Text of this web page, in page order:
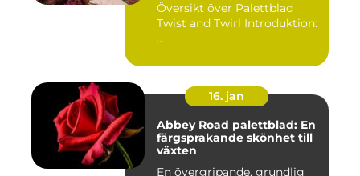
Översikt över Palettblad
Twist and Twirl Introduktion:
...
16. jan
Abbey Road palettblad: En
färgsprakande skönhet till
växten
En övergripande, grundlig